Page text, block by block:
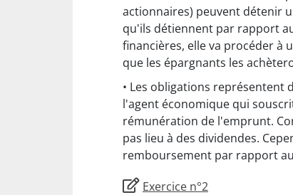
actionnaires) peuvent détenir
qu'ils détiennent par rapport
financières, elle va procéder à
que les épargnants les
• Les obligations représentent
l'agent économique qui
rémunération de l'emprunt.
pas lieu à des dividendes.
remboursement par rapport
Exercice n°2